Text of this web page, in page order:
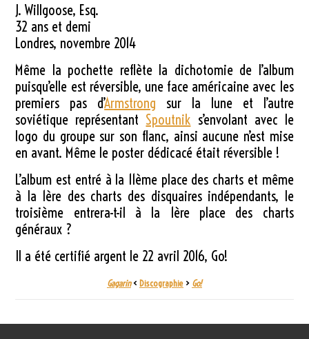
J. Willgoose, Esq.
32 ans et demi
Londres, novembre 2014
Même la pochette reflète la dichotomie de l’album
puisqu’elle est réversible, une face américaine avec les
premiers pas d’Armstrong sur la lune et l’autre
soviétique représentant Spoutnik s’envolant avec le
logo du groupe sur son flanc, ainsi aucune n’est mise
en avant. Même le poster dédicacé était réversible !
L’album est entré à la 11ème place des charts et même
à la 1ère des charts des disquaires indépendants, le
troisième entrera-t-il à la 1ère place des charts
généraux ?
Il a été certifié argent le 22 avril 2016, Go!
Gagarin< Discographie> Go!